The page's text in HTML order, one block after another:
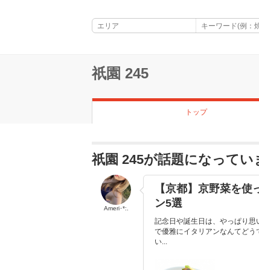
祇園 245
トップ
祇園 245が話題になってい
Ameri･*:.
【京都】京野菜を
ン5選
記念日や誕生日は、やっぱり
で優雅にイタリアンなんてど
い...